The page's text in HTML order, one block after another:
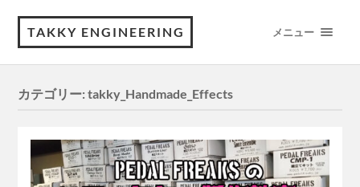
TAKKY ENGINEERING メニュー
カテゴリー:takky_Handmade_Effects